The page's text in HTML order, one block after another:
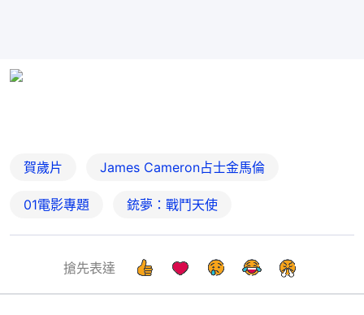
賀歲片 James Cameron占士金馬倫
01電影專題 銃夢：戰鬥天使
搶先表達